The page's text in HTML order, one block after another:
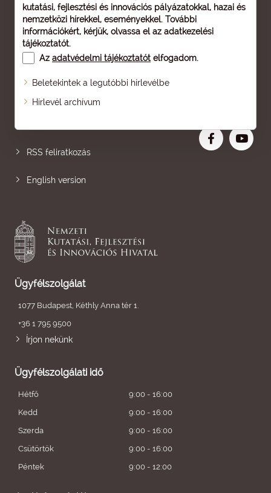
kutatási, fejlesztési és innovációs pályázatokkal, hazai és
nemzetközi hírekkel, eseményekkel. További
információkért, kérjük, olvassa el az adatkezelési
tájékoztatót.
Az adatvédelmi tájékoztatót elfogadom.
Beletekintek a legutóbbi hírlevélbe
Hírlevél archívum
Oldaltérkép
RSS feliratkozás
English version
Ügyfélszolgálat
1077 Budapest, Kéthly Anna tér 1.
+36 1 795 9500
Írjon nekünk
Ügyfélszolgálati idő
Hétfő
9:00 - 16:00
Kedd
9:00 - 16:00
Szerda
9:00 - 16:00
Csütörtök
9:00 - 16:00
Péntek
9:00 - 12:00